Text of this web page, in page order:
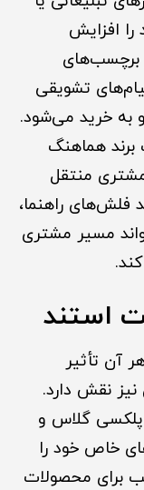
را افزایش
برچسب‌های
تشویقی
به خرید می‌شود.
برند هماهنگ
منتقل
فلش‌های راهنما،
مسیر مشتری
استند
آن تأثیر
نقش دارد.
پلکسی گلاس و
خاص خود را
برای محصولات